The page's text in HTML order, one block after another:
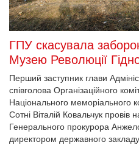
ГПУ скасувала
Музею Революції
Перший заступник глави
співголова Організаційного
Національного меморіального
Сотні Віталій Ковальчук провів
Генерального прокурора
директором державного